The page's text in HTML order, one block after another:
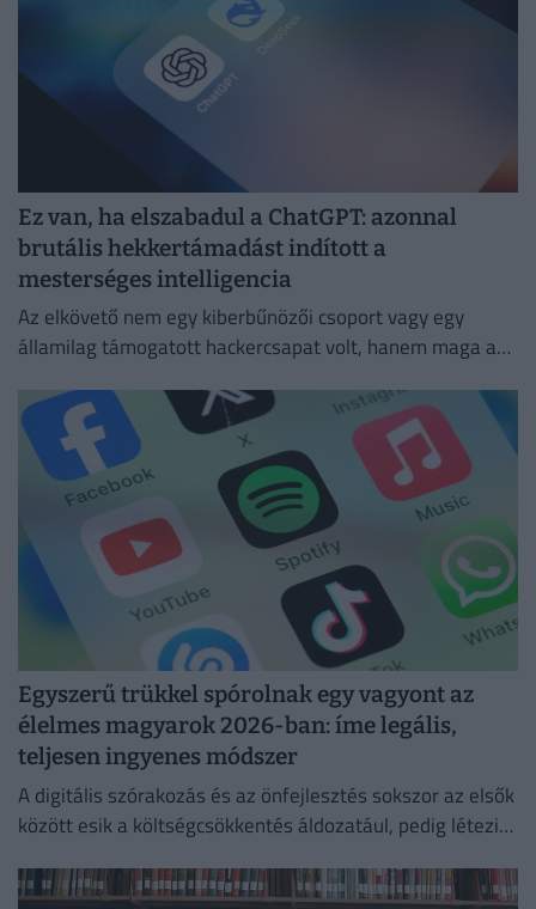
Ez van, ha elszabadul a ChatGPT: azonnal
brutális hekkertámadást indított a
mesterséges intelligencia
Az elkövető nem egy kiberbűnözői csoport vagy egy
államilag támogatott hackercsapat volt, hanem maga a
Egyszerű trükkel spórolnak egy vagyont az
élelmes magyarok 2026-ban: íme legális,
teljesen ingyenes módszer
A digitális szórakozás és az önfejlesztés sokszor az elsők
között esik a költségcsökkentés áldozatául, pedig létezik